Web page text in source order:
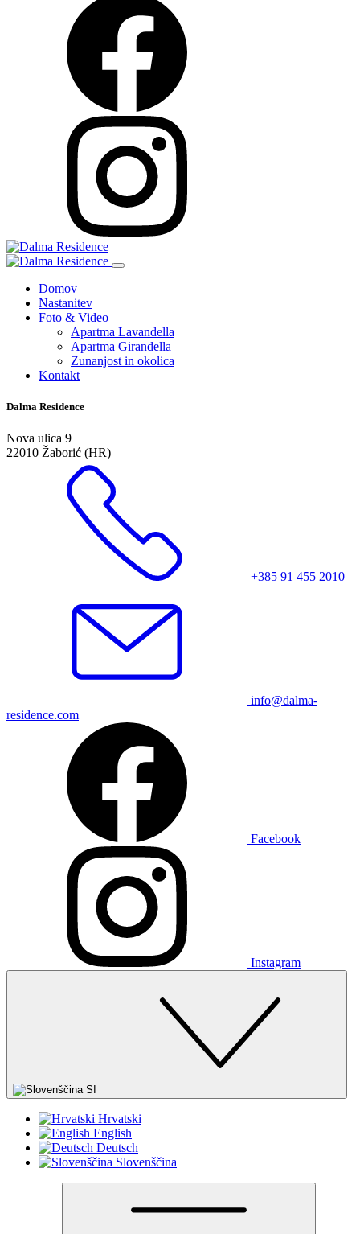
Domov
Nastanitev
Foto & Video
Apartma Lavandella
Apartma Girandella
Zunanjost in okolica
Kontakt
Dalma Residence
Nova ulica 9
22010 Žaborić (HR)
+385 91 455 2010
info@dalma-
residence.com
Facebook
Instagram
SI
Hrvatski
English
Deutsch
Slovenščina